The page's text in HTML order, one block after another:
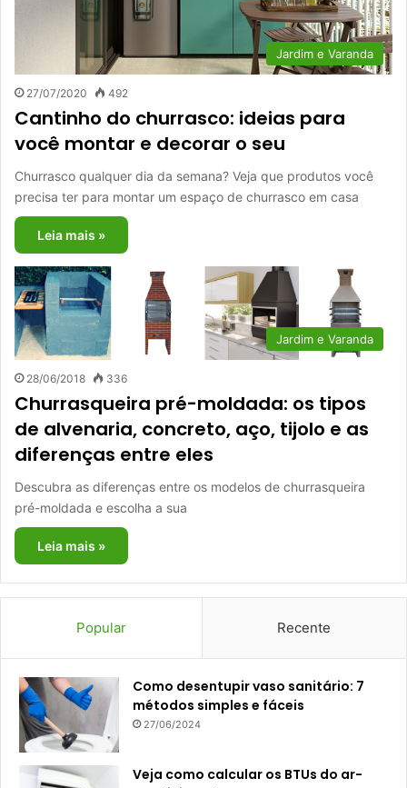
Jardim e Varanda
27/07/2020 492
Cantinho do churrasco: ideias para
você montar e decorar o seu
Churrasco qualquer dia da semana? Veja que produtos você
precisa ter para montar um espaço de churrasco em casa
Leia mais »
Jardim e Varanda
28/06/2018 336
Churrasqueira pré-moldada: os tipos
de alvenaria, concreto, aço, tijolo e as
diferenças entre eles
Descubra as diferenças entre os modelos de churrasqueira
pré-moldada e escolha a sua
Leia mais »
Popular Recente
Como desentupir vaso sanitário: 7
métodos simples e fáceis
27/06/2024
Veja como calcular os BTUs do ar-